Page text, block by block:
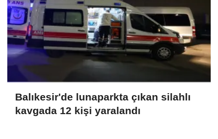
Balıkesir'de lunaparkta çıkan silahlı
kavgada 12 kişi yaralandı